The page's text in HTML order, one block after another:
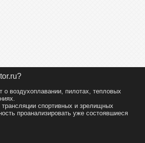
о воздухоплавании, пилотах, тепловых
спортивных и зрелищных
проанализировать уже состоявшиеся